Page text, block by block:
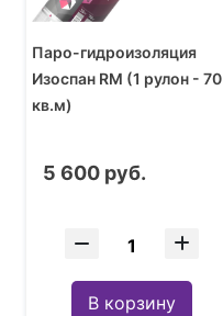
Паро-гидроизоляция
Изоспан RM (1 рулон - 70
кв.м)
5 600 руб.
В корзину